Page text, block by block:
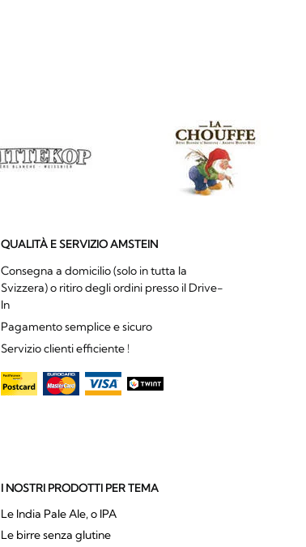
QUALITÀ E SERVIZIO AMSTEIN
Consegna a domicilio (solo in tutta la
Svizzera) o ritiro degli ordini presso il Drive-
In
Pagamento semplice e sicuro
Servizio clienti efficiente !
I NOSTRI PRODOTTI PER TEMA
Le India Pale Ale, o IPA
Le birre senza glutine